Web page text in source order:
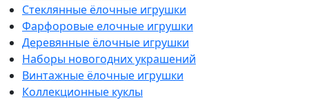
Стеклянные ёлочные игрушки
Фарфоровые елочные игрушки
Деревянные ёлочные игрушки
Наборы новогодних украшений
Винтажные ёлочные игрушки
Коллекционные куклы